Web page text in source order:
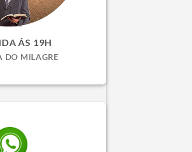
ÁS 19H
DO MILAGRE